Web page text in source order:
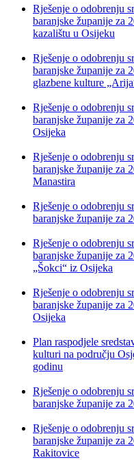
Rješenje o odobrenju
baranjske županije za
kazalištu u Osijeku
Rješenje o odobrenju
baranjske županije za
glazbene kulture
Rješenje o odobrenju
baranjske županije za
Osijeka
Rješenje o odobrenju
baranjske županije za
Manastira
Rješenje o odobrenju
baranjske županije za
Rješenje o odobrenju
baranjske županije za
„Šokci“ iz Osijeka
Rješenje o odobrenju
baranjske županije za
Osijeka
Plan raspodjele
kulturi na području
godinu
Rješenje o odobrenju
baranjske županije za
Rješenje o odobrenju
baranjske županije za
Rakitovice